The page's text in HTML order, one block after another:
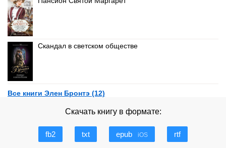
Скандал в светском обществе
Все книги Элен Бронтэ (12)
Скачать книгу в формате:
fb2 txt epub iOS rtf